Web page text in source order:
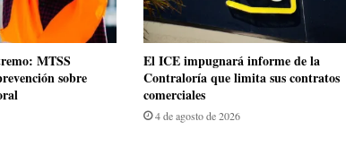
MTSS
sobre
El ICE impugnará informe de la
Contraloría que limita sus contratos
comerciales
4 de agosto de 2026